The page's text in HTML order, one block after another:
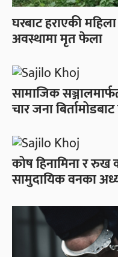
घरबाट हराएकी
अवस्थामा मृत फेला
सामाजिक
चार जना
कोष हिनामिना र
सामुदायिक वनका